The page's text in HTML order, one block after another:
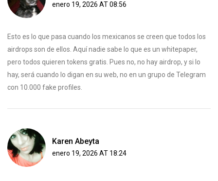
enero 19, 2026 AT 08:56
Esto es lo que pasa cuando los mexicanos se creen que todos los
airdrops son de ellos. Aquí nadie sabe lo que es un whitepaper,
pero todos quieren tokens gratis. Pues no, no hay airdrop, y si lo
hay, será cuando lo digan en su web, no en un grupo de Telegram
con 10.000 fake profiles.
Karen Abeyta
enero 19, 2026 AT 18:24